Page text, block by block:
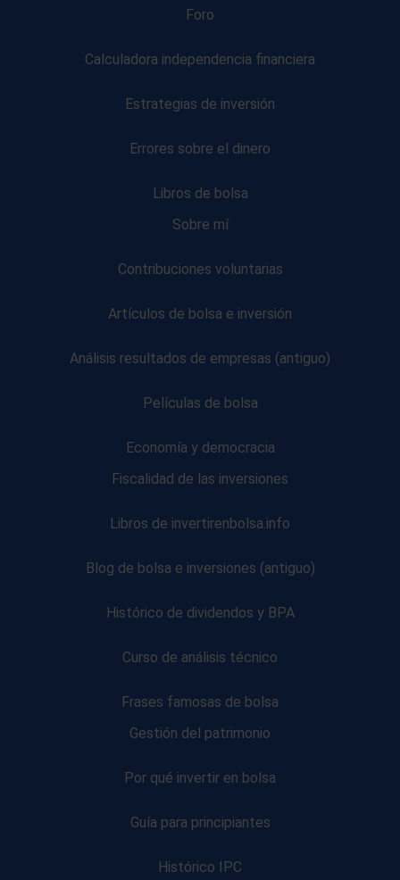
Foro
Calculadora independencia financiera
Estrategias de inversión
Errores sobre el dinero
Libros de bolsa
Sobre mí
Contribuciones voluntarias
Artículos de bolsa e inversión
Análisis resultados de empresas (antiguo)
Películas de bolsa
Economía y democracia
Fiscalidad de las inversiones
Libros de invertirenbolsa.info
Blog de bolsa e inversiones (antiguo)
Histórico de dividendos y BPA
Curso de análisis técnico
Frases famosas de bolsa
Gestión del patrimonio
Por qué invertir en bolsa
Guía para principiantes
Histórico IPC